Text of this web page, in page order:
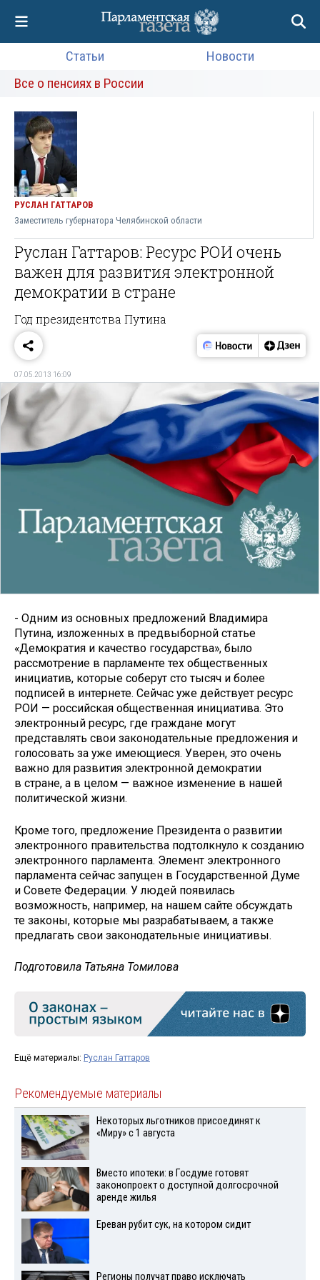
Статьи
Новости
Все о пенсиях в России
РУСЛАН ГАТТАРОВ
Заместитель губернатора Челябинской области
Руслан Гаттаров: Ресурс РОИ очень
важен для развития электронной
демократии в стране
Год президентства Путина
07.05.2013 16:09
- Одним из основных предложений Владимира
Путина, изложенных в предвыборной статье
«Демократия и качество государства», было
рассмотрение в парламенте тех общественных
инициатив, которые соберут сто тысяч и более
подписей в интернете. Сейчас уже действует ресурс
РОИ — российская общественная инициатива. Это
электронный ресурс, где граждане могут
представлять свои законодательные предложения и
голосовать за уже имеющиеся. Уверен, это очень
важно для развития электронной демократии
в стране, а в целом — важное изменение в нашей
политической жизни.
Кроме того, предложение Президента о развитии
электронного правительства подтолкнуло к созданию
электронного парламента. Элемент электронного
парламента сейчас запущен в Государственной Думе
и Совете Федерации. У людей появилась
возможность, например, на нашем сайте обсуждать
те законы, которые мы разрабатываем, а также
предлагать свои законодательные инициативы.
Подготовила Татьяна Томилова
Ещё материалы: Руслан Гаттаров
Рекомендуемые материалы
Некоторых льготников присоединят к
«Миру» с 1 августа
Вместо ипотеки: в Госдуме готовят
законопроект о доступной долгосрочной
аренде жилья
Ереван рубит сук, на котором сидит
Регионы получат право исключать